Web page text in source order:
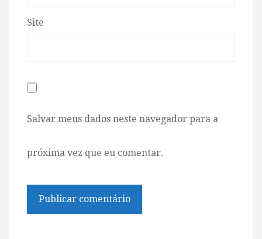
Site
Salvar meus dados neste navegador para a
próxima vez que eu comentar.